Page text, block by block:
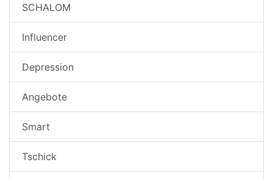
SCHALOM
Influencer
Depression
Angebote
Smart
Tschick